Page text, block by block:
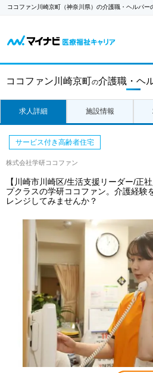
ココファン川崎京町（神奈川県）の介護職・ヘルパー
ココファン川崎京町の介護職・ヘ
求人詳細 施設情報
サービス付き高齢者住宅
株式会社学研ココファン
【川崎市川崎区/生活支援リーダー/正
プクラスの学研ココファン。介護経験
レンジしてみませんか？